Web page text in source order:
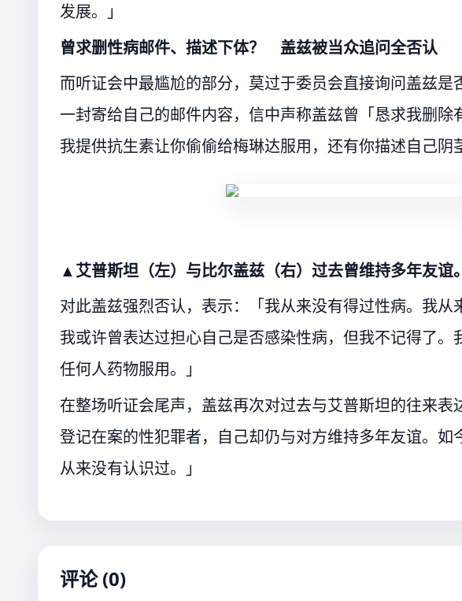
发展。」
曾求删性病邮件、描述下体？ 盖兹被当众追问全否认
而听证会中最尴尬的部分，莫过于委员会直接询问盖兹
一封寄给自己的邮件内容，信中声称盖兹曾「恳求我删
我提供抗生素让你偷偷给梅琳达服用，还有你描述自己阴
▲艾普斯坦（左）与比尔盖兹（右）过去曾维持多年友谊。
对此盖兹强烈否认，表示：「我从来没有得过性病。我从
我或许曾表达过担心自己是否感染性病，但我不记得了
任何人药物服用。」
在整场听证会尾声，盖兹再次对过去与艾普斯坦的往来
登记在案的性犯罪者，自己却仍与对方维持多年友谊。如
从来没有认识过。」
评论 (0)